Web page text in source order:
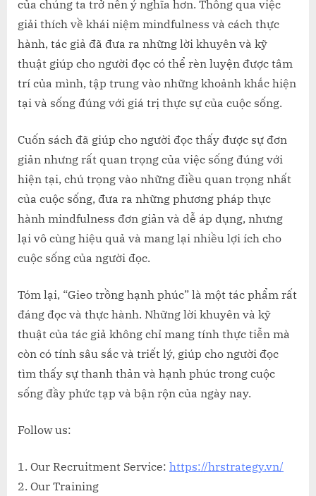
của chúng ta trở nên ý nghĩa hơn. Thông qua việc
giải thích về khái niệm mindfulness và cách thực
hành, tác giả đã đưa ra những lời khuyên và kỹ
thuật giúp cho người đọc có thể rèn luyện được tâm
trí của mình, tập trung vào những khoảnh khắc hiện
tại và sống đúng với giá trị thực sự của cuộc sống.
Cuốn sách đã giúp cho người đọc thấy được sự đơn
giản nhưng rất quan trọng của việc sống đúng với
hiện tại, chú trọng vào những điều quan trọng nhất
của cuộc sống, đưa ra những phương pháp thực
hành mindfulness đơn giản và dễ áp dụng, nhưng
lại vô cùng hiệu quả và mang lại nhiều lợi ích cho
cuộc sống của người đọc.
Tóm lại, “Gieo trồng hạnh phúc” là một tác phẩm rất
đáng đọc và thực hành. Những lời khuyên và kỹ
thuật của tác giả không chỉ mang tính thực tiễn mà
còn có tính sâu sắc và triết lý, giúp cho người đọc
tìm thấy sự thanh thản và hạnh phúc trong cuộc
sống đầy phức tạp và bận rộn của ngày nay.
Follow us:
1. Our Recruitment Service: https://hrstrategy.vn/
2. Our Training